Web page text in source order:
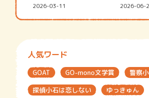
2026-03-11 2026-06-
人気ワード
GOAT GO-mono文学賞
警察
探偵小石は恋しない
ゆっきゅん